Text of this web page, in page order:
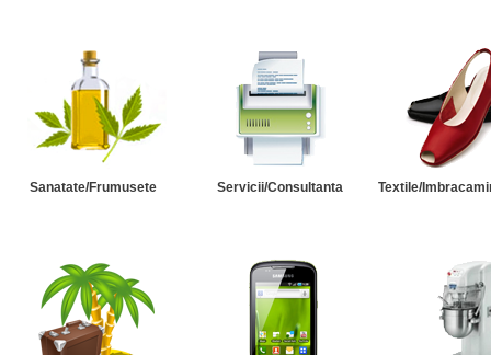
Sanatate/Frumusete Servicii/Consultanta Textile/